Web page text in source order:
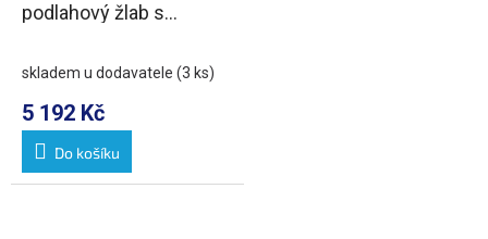
podlahový žlab s
DN50
skladem u dodavatele (3 ks)
5 192 Kč
Do košíku